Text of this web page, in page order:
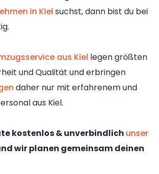
in Kiel suchst, dann bist du bei
aus Kiel legen größten
und Qualität und erbringen
daher nur mit erfahrenem und
aus Kiel.
kostenlos & unverbindlich unser
wir planen gemeinsam deinen